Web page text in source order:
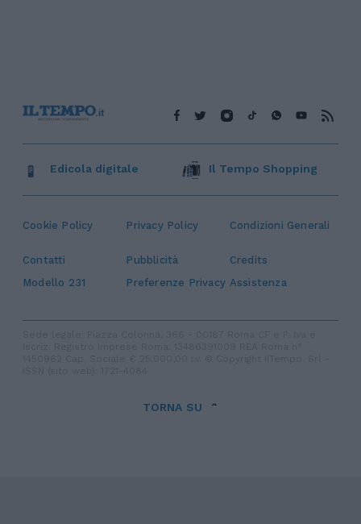
Cookie Policy Privacy Policy Condizioni Generali
Contatti Pubblicità
Credits
Modello 231
Preferenze Privacy Assistenza
Edicola digitale Il Tempo Shopping
TORNA SU